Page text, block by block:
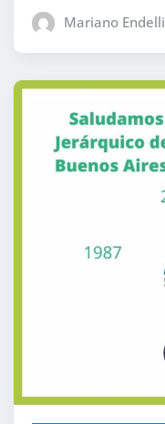
Mariano Endelli